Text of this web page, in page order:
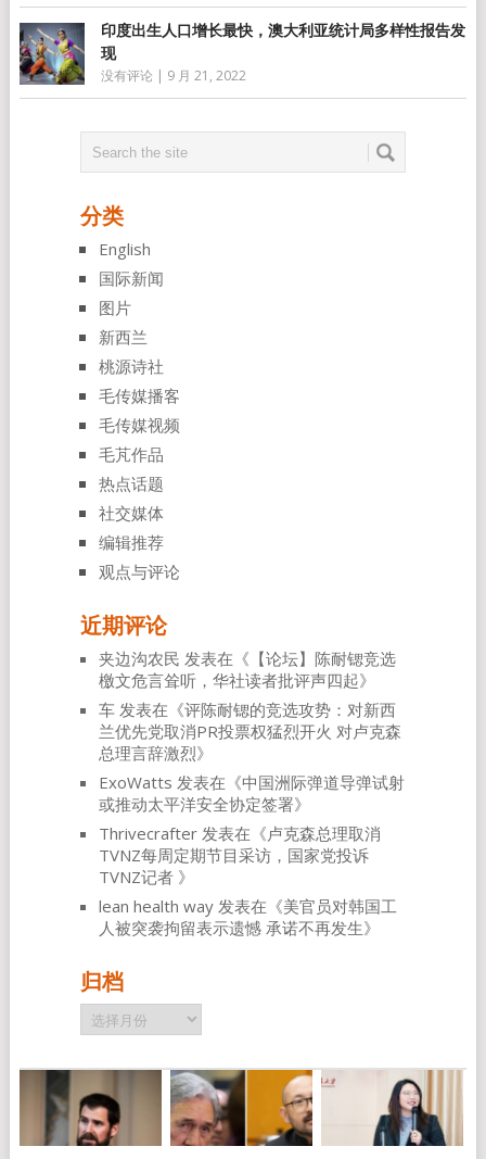
印度出生人口增长最快，澳大利亚统计局多样性报告发
现
没有评论 | 9 月 21, 2022
分类
English
国际新闻
图片
新西兰
桃源诗社
毛传媒播客
毛传媒视频
毛芃作品
热点话题
社交媒体
编辑推荐
观点与评论
近期评论
夹边沟农民 发表在《 【论坛】陈耐锶竞选
檄文危言耸听，华社读者批评声四起》
车发表在《评陈耐锶的竞选攻势：对新西
兰优先党取消PR投票权猛烈开火 对卢克森
总理言辞激烈》
ExoWatts 发表在《中国洲际弹道导弹试射
或推动太平洋安全协定签署》
Thrivecrafter发表在《卢克森总理取消
TVNZ每周定期节目采访，国家党投诉
TVNZ记者 》
lean health way发表在《美官员对韩国工
人被突袭拘留表示遗憾 承诺不再发生》
归档
归
档